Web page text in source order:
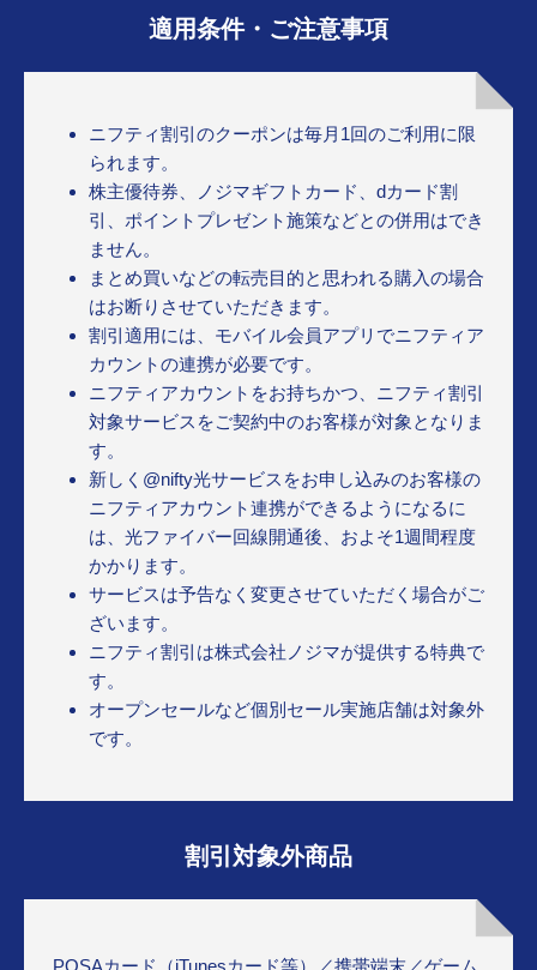
適用条件・ご注意事項
ニフティ割引のクーポンは毎月1回のご利用に限
られます。
株主優待券、ノジマギフトカード、dカード割
引、ポイントプレゼント施策などとの併用はでき
ません。
まとめ買いなどの転売目的と思われる購入の場合
はお断りさせていただきます。
割引適用には、モバイル会員アプリでニフティア
カウントの連携が必要です。
ニフティアカウントをお持ちかつ、ニフティ割引
対象サービスをご契約中のお客様が対象となりま
す。
新しく@nifty光サービスをお申し込みのお客様の
ニフティアカウント連携ができるようになるに
は、光ファイバー回線開通後、およそ1週間程度
かかります。
サービスは予告なく変更させていただく場合がご
ざいます。
ニフティ割引は株式会社ノジマが提供する特典で
す。
オープンセールなど個別セール実施店舗は対象外
です。
割引対象外商品